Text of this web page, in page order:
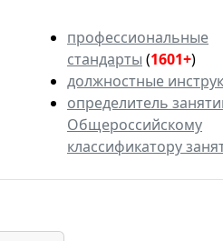
профессиональные
стандарты (1601+)
должностные
определитель
Общероссийскому
классификатору